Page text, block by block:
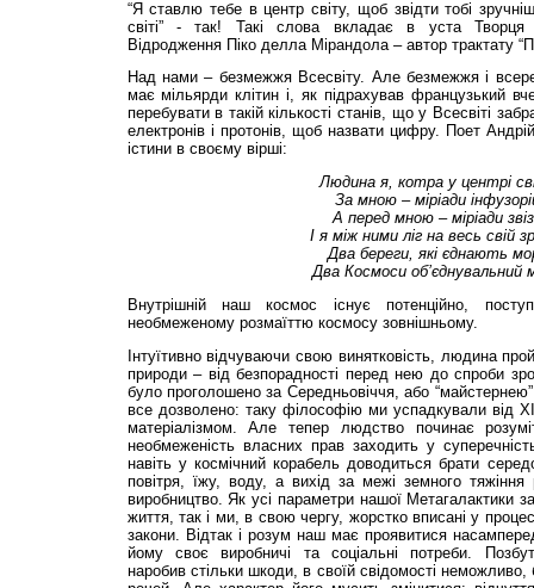
“Я ставлю тебе в центр світу, щоб звідти тобі
світі” - так! Такі слова вкладає в уста Творця
Відродження Піко делла Мірандола – автор трактату
Над нами – безмежжя Всесвіту. Але безмежжя і
має мільярди клітин і, як підрахував французький
перебувати в такій кількості станів, що у Всесвіті
електронів і протонів, щоб назвати цифру. Поет
істини в своєму вірші:
Людина я, котра у центрі
За мною – міріади
А перед мною – міріади
І я між ними ліг на весь свій
Два береги, які єднають
Два Космоси об’єднувальний
Внутрішній наш космос існує потенційно,
необмеженому розмаїттю космосу зовнішньому.
Інтуїтивно відчуваючи свою винятковість, людина
природи – від безпорадності перед нею до спроби
було проголошено за Середньовіччя, або
все дозволено: таку філософію ми успадкували від
матеріалізмом. Але тепер людство починає
необмеженість власних прав заходить у
навіть у космічний корабель доводиться брати
повітря, їжу, воду, а вихід за межі земного
виробництво. Як усі параметри нашої Метагалактики
життя, так і ми, в свою чергу, жорстко вписані у
закони. Відтак і розум наш має проявитися
йому своє виробничі та соціальні потреби.
наробив стільки шкоди, в своїй свідомості неможливо,